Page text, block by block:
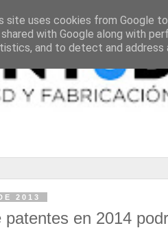
2013
patentes en 2014
site uses cookies from Google
with Google along with
and to detect and address